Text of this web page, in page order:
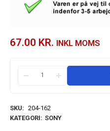
67.00 KR. INKL MOMS
SKU: 204-162
KATEGORI: SONY